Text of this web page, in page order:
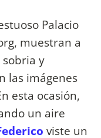
Palacio
muestran a
y
las imágenes
esta ocasión,
un aire
viste un